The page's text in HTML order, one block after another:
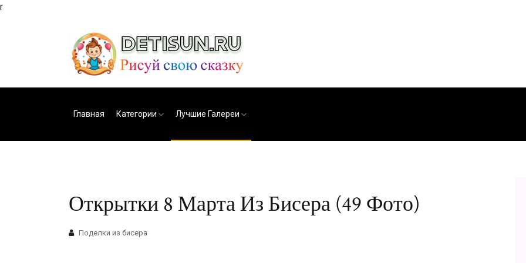
r
Главная Категории Лучшие Галереи
Открытки 8 Марта Из Бисера (49 Фото)
Поделки из бисера